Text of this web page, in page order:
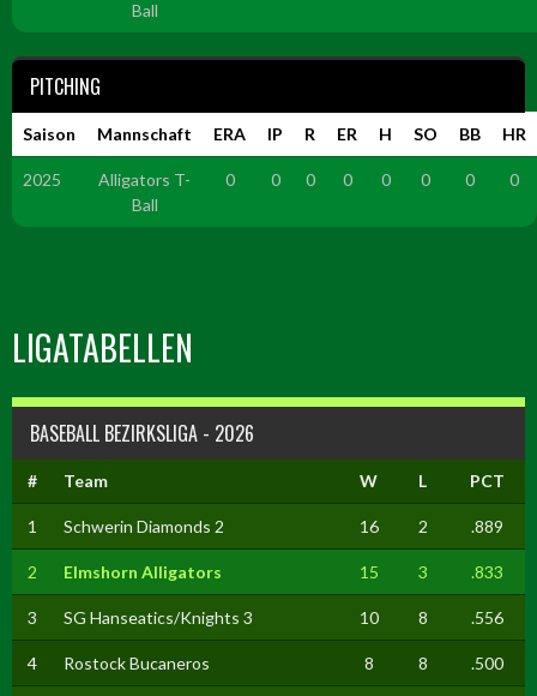
Ball
PITCHING
Saison Mannschaft ERA IP R ER H SO BB HR
2025
Alligators T-
Ball
0 0 0 0 0 0 0 0
LIGATABELLEN
BASEBALL BEZIRKSLIGA - 2026
# Team W L PCT
1 Schwerin Diamonds 2 16 2 .889
2 Elmshorn Alligators 15 3 .833
3 SG Hanseatics/Knights 3 10 8 .556
4 Rostock Bucaneros 8 8 .500